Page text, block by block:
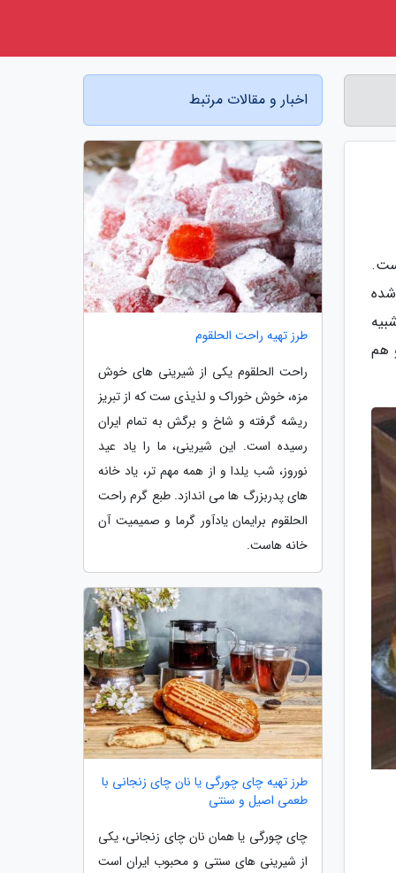
هم
اخبار و مقالات مرتبط
طرز تهیه راحت الحلقوم
راحت الحلقوم یکی از شیرینی های خوش
مزه، خوش خوراک و لذیذی ست که از تبریز
ریشه گرفته و شاخ و برگش به تمام ایران
رسیده است. این شیرینی، ما را یاد عید
نوروز، شب یلدا و از همه مهم تر، یاد خانه
های پدربزرگ ها می اندازد. طبع گرم راحت
الحلقوم برایمان یادآور گرما و صمیمیت آن
خانه هاست.
طرز تهیه چای چورگی یا نان چای زنجانی با
طعمی اصیل و سنتی
چای چورگی یا همان نان چای زنجانی، یکی
از شیرینی های سنتی و محبوب ایران است